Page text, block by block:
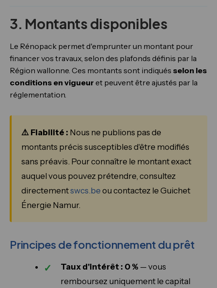
3. Montants disponibles
Le Rénopack permet d'emprunter un montant pour
financer vos travaux, selon des plafonds définis par la
Région wallonne. Ces montants sont indiqués selon les
conditions en vigueur et peuvent être ajustés par la
réglementation.
⚠️ Fiabilité : Nous ne publions pas de
montants précis susceptibles d'être modifiés
sans préavis. Pour connaître le montant exact
auquel vous pouvez prétendre, consultez
directementswcs.be ou contactez le Guichet
Énergie Namur.
Principes de fonctionnement du prêt
Taux d'intérêt : 0 % — vous
remboursez uniquement le capital